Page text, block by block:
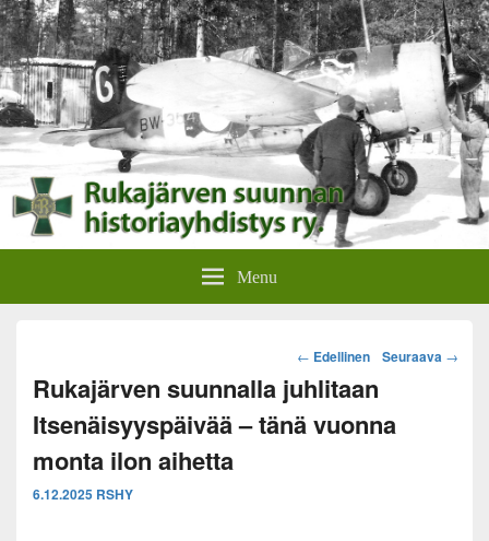
Rukajärven suunnan
historiayhdistys
Menu
Post
navigation
← Edellinen Seuraava →
Rukajärven suunnalla juhlitaan
Itsenäisyyspäivää – tänä vuonna
monta ilon aihetta
6.12.2025 RSHY